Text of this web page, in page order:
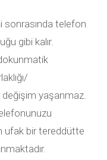
sonrasında telefon
gibi kalır.
yaşanmaz.
ufak bir tereddütte